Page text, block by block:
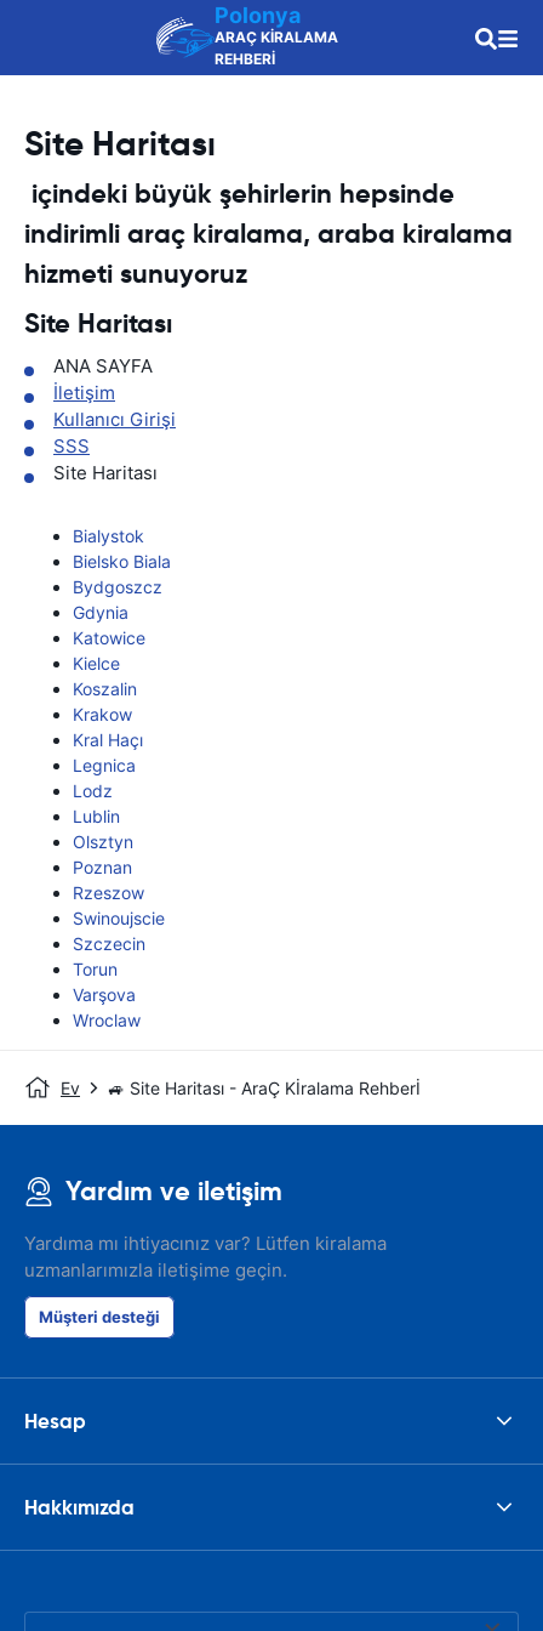
Polonya
ARAÇ KİRALAMA
REHBERİ
Site Haritası
içindeki büyük şehirlerin hepsinde
indirimli araç kiralama, araba kiralama
hizmeti sunuyoruz
Site Haritası
ANA SAYFA
İletişim
Kullanıcı Girişi
SSS
Site Haritası
Bialystok
Bielsko Biala
Bydgoszcz
Gdynia
Katowice
Kielce
Koszalin
Krakow
Kral Haçı
Legnica
Lodz
Lublin
Olsztyn
Poznan
Rzeszow
Swinoujscie
Szczecin
Torun
Varşova
Wroclaw
Ev 🚙 Site Haritası - AraÇ Kİralama Rehberİ
Yardım ve iletişim
Yardıma mı ihtiyacınız var? Lütfen kiralama
uzmanlarımızla iletişime geçin.
Müşteri desteği
Hesap
Hakkımızda